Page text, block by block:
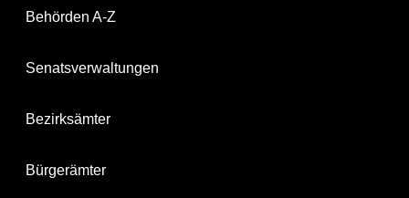
Behörden A-Z
Senatsverwaltungen
Bezirksämter
Bürgerämter